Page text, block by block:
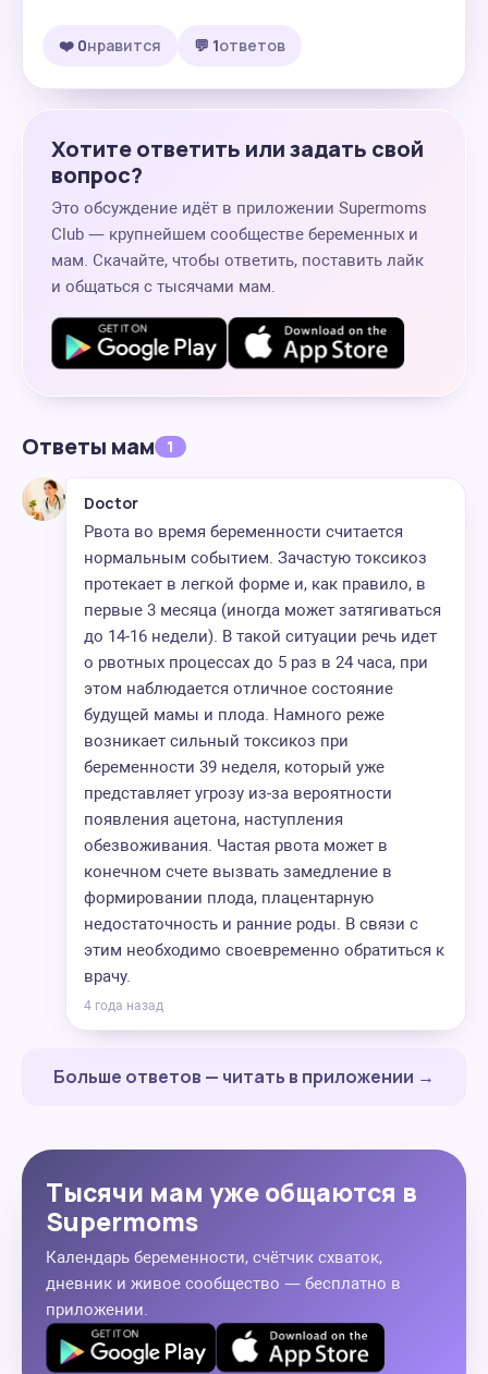
❤️ 0нравится 💬 1ответов
Хотите ответить или задать свой
вопрос?
Это обсуждение идёт в приложении Supermoms
Club — крупнейшем сообществе беременных и
мам. Скачайте, чтобы ответить, поставить лайк
и общаться с тысячами мам.
Ответы мам 1
Doctor
Рвота во время беременности считается
нормальным событием. Зачастую токсикоз
протекает в легкой форме и, как правило, в
первые 3 месяца (иногда может затягиваться
до 14-16 недели). В такой ситуации речь идет
о рвотных процессах до 5 раз в 24 часа, при
этом наблюдается отличное состояние
будущей мамы и плода. Намного реже
возникает сильный токсикоз при
беременности 39 неделя, который уже
представляет угрозу из-за вероятности
появления ацетона, наступления
обезвоживания. Частая рвота может в
конечном счете вызвать замедление в
формировании плода, плацентарную
недостаточность и ранние роды. В связи с
этим необходимо своевременно обратиться к
врачу.
4 года назад
Больше ответов — читать в приложении →
Тысячи мам уже общаются в
Supermoms
Календарь беременности, счётчик схваток,
дневник и живое сообщество — бесплатно в
приложении.